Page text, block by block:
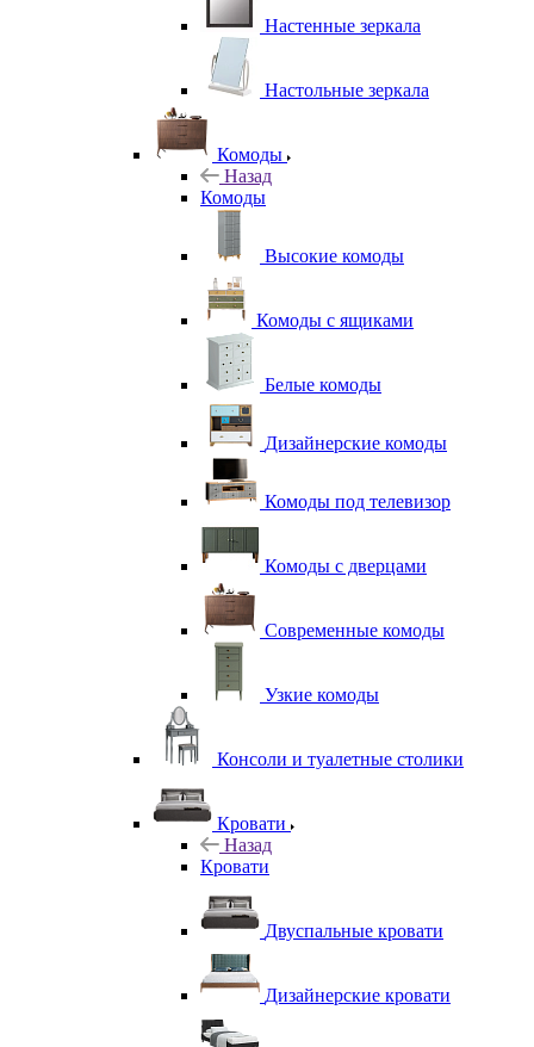
Настенные зеркала
Настольные зеркала
Комоды
Назад
Комоды
Высокие комоды
Комоды с ящиками
Белые комоды
Дизайнерские комоды
Комоды под телевизор
Комоды с дверцами
Современные комоды
Узкие комоды
Консоли и туалетные столики
Кровати
Назад
Кровати
Двуспальные кровати
Дизайнерские кровати